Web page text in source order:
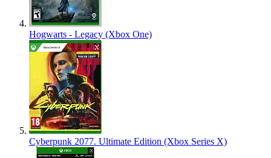
Hogwarts - Legacy (Xbox One)
Cyberpunk 2077. Ultimate Edition (Xbox Series X)